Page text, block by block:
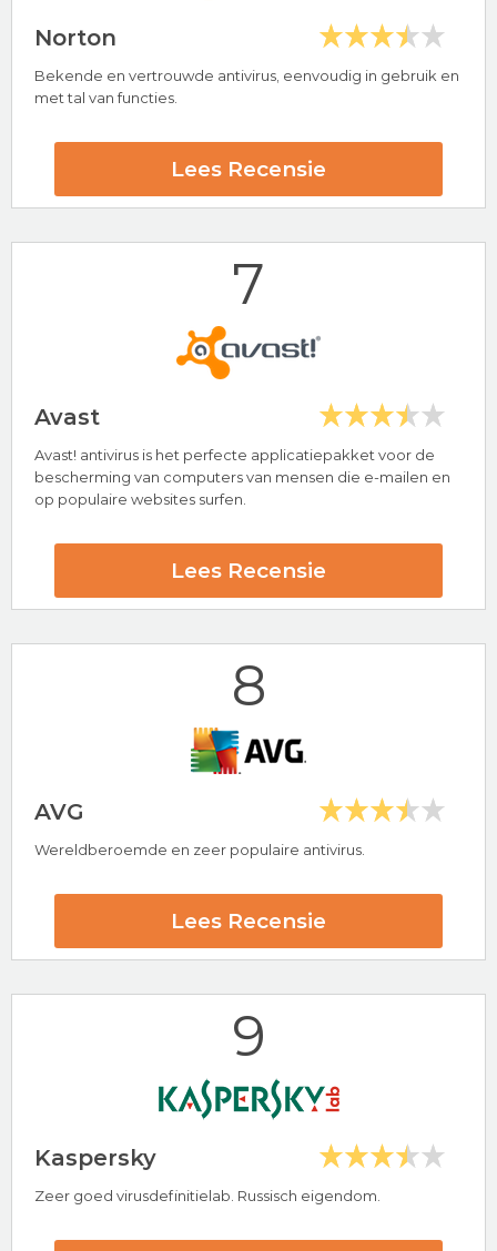
Hoogtepunten
Bezoek nu Avira
Norton
Bekende en vertrouwde antivirus, eenvoudig in gebruik en
met tal van functies.
Lees Recensie
Hoogtepunten
24/7 klantenservice
Norton Beoordeling
7
Avast
Avast! antivirus is het perfecte applicatiepakket voor de
bescherming van computers van mensen die e-mailen en
op populaire websites surfen.
Lees Recensie
Populaire antivirus provider
Avast Beoordeling
Bezoek nu Avast
8
AVG
Wereldberoemde en zeer populaire antivirus.
Lees Recensie
9
Kaspersky
Zeer goed virusdefinitielab. Russisch eigendom.